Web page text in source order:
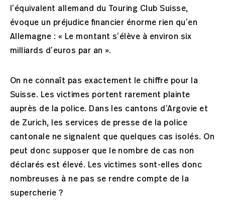
l’équivalent allemand du Touring Club Suisse,
évoque un préjudice financier énorme rien qu’en
Allemagne : « Le montant s’élève à environ six
milliards d’euros par an ».
On ne connaît pas exactement le chiffre pour la
Suisse. Les victimes portent rarement plainte
auprès de la police. Dans les cantons d’Argovie et
de Zurich, les services de presse de la police
cantonale ne signalent que quelques cas isolés. On
peut donc supposer que le nombre de cas non
déclarés est élevé. Les victimes sont-elles donc
nombreuses à ne pas se rendre compte de la
supercherie ?